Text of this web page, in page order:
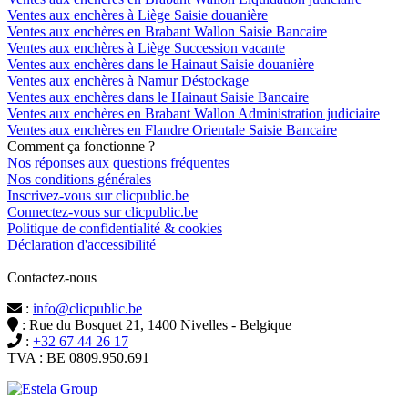
Ventes aux enchères à Liège Saisie douanière
Ventes aux enchères en Brabant Wallon Saisie Bancaire
Ventes aux enchères à Liège Succession vacante
Ventes aux enchères dans le Hainaut Saisie douanière
Ventes aux enchères à Namur Déstockage
Ventes aux enchères dans le Hainaut Saisie Bancaire
Ventes aux enchères en Brabant Wallon Administration judiciaire
Ventes aux enchères en Flandre Orientale Saisie Bancaire
Comment ça fonctionne ?
Nos réponses aux questions fréquentes
Nos conditions générales
Inscrivez-vous sur clicpublic.be
Connectez-vous sur clicpublic.be
Politique de confidentialité & cookies
Déclaration d'accessibilité
Contactez-nous
: info@clicpublic.be
: Rue du Bosquet 21, 1400 Nivelles - Belgique
: +32 67 44 26 17
TVA : BE 0809.950.691